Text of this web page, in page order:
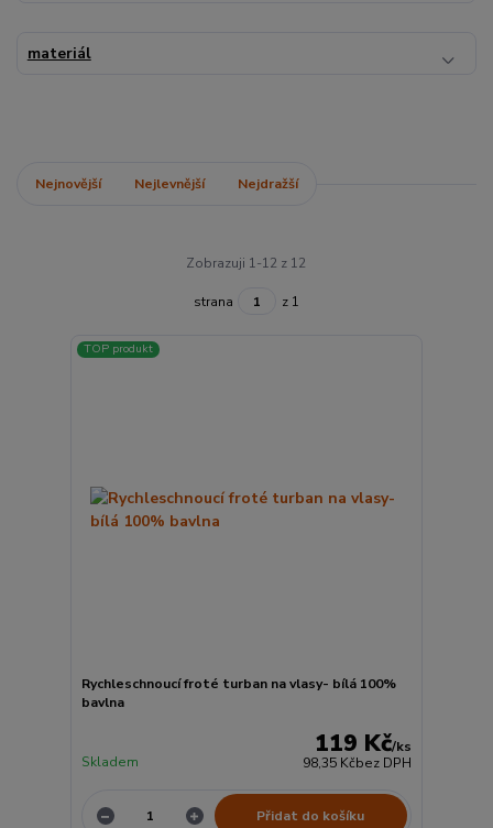
materiál
Nejnovější Nejlevnější Nejdražší
Zobrazuji 1-12 z 12
strana z 1
TOP produkt
Rychleschnoucí froté turban na vlasy- bílá 100%
bavlna
119 Kč/ks
98,35 Kčbez DPH
Skladem
Přidat do košíku